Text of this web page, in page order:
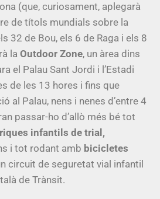
(que, curiosament, aplegarà
de títols mundials sobre la
32 de Bou, els 6 de Raga i els 8
la Outdoor Zone, un àrea dins
el Palau Sant Jordi i l’Estadi
de les 13 hores i fins que
al Palau, nens i nenes d’entre 4
passar-ho d’allò més bé tot
infantils de trial,
i tot rodant amb bicicletes
circuit de seguretat vial infantil
de Trànsit.